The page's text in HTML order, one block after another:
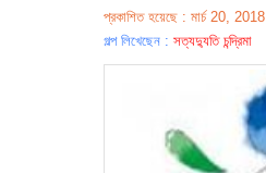
প্রকাশিত হয়েছে : মার্চ 20, 2018
গল্প লিখেছেন : সত্যদ্যুতি চন্দ্রিমা